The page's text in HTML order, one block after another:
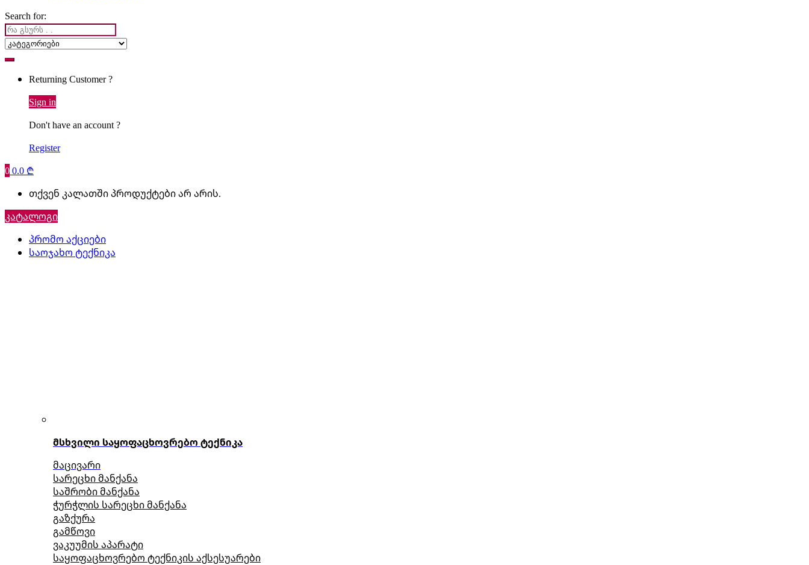
Search for:
Returning Customer ?
Sign in
Don't have an account ?
Register
00.0 ₾
თქვენ კალათში პროდუქტები არ არის.
კატალოგი
პრომო აქციები
საოჯახო ტექნიკა
მსხვილი საყოფაცხოვრებო ტექნიკა
მაცივარი
სარეცხი მანქანა
საშრობი მანქანა
ჭურჭლის სარეცხი მანქანა
გაზქურა
გამწოვი
ვაკუუმის აპარატი
საყოფაცხოვრებო ტექნიკის აქსესუარები